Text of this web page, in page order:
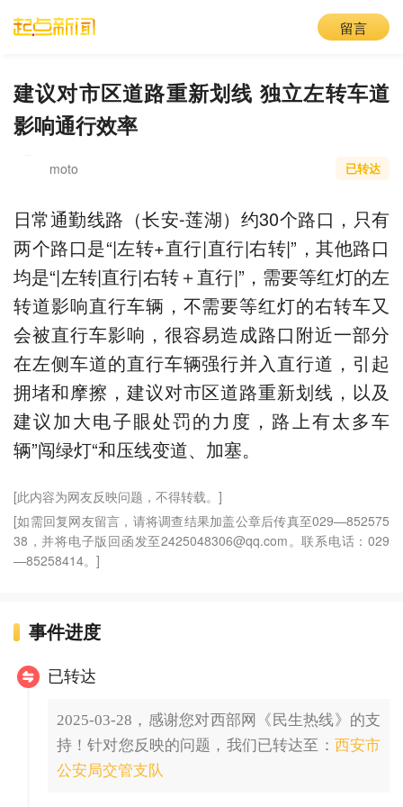
留言
建议对市区道路重新划线 独立左转车道
影响通行效率
moto 已转达
日常通勤线路（长安-莲湖）约30个路口，只有
两个路口是“|左转+直行|直行|右转|”，其他路口
均是“|左转|直行|右转＋直行|”，需要等红灯的左
转道影响直行车辆，不需要等红灯的右转车又
会被直行车影响，很容易造成路口附近一部分
在左侧车道的直行车辆强行并入直行道，引起
拥堵和摩擦，建议对市区道路重新划线，以及
建议加大电子眼处罚的力度，路上有太多车
辆”闯绿灯“和压线变道、加塞。
[此内容为网友反映问题，不得转载。]
[如需回复网友留言，请将调查结果加盖公章后传真至029—852575
38，并将电子版回函发至2425048306@qq.com。联系电话：029
—85258414。]
事件进度
已转达
2025-03-28，感谢您对西部网《民生热线》的支
持！针对您反映的问题，我们已转达至： 西安市
公安局交管支队